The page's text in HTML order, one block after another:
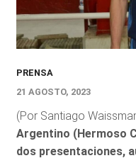
PRENSA
21 AGOSTO, 2023
(Por Santiago
Argentino (Hermoso
dos presentaciones,